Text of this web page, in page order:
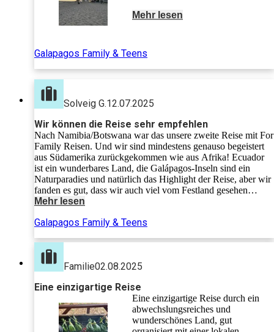
Mehr lesen
Galapagos Family & Teens
Solveig G.12.07.2025
Wir können die Reise sehr empfehlen
Nach Namibia/Botswana war das unsere zweite Reise mit For
Family Reisen. Und wir sind mindestens genauso begeistert
aus Südamerika zurückgekommen wie aus Afrika! Ecuador
ist ein wunderbares Land, die Galápagos-Inseln sind ein
Naturparadies und natürlich das Highlight der Reise, aber wir
fanden es gut, dass wir auch viel vom Festland gesehen
haben: Das Programm war unglaublich vielseitig, von der
(Highlight: Wandern am Cotopaxi bis auf 4.800 Meter!),
Thermen bis hin zum Schnorcheln auf Galápagos, Auge in
Auge mit Wasserschildkröten, Seehunden und bunt
schillernden Fischen. Layla, unser Guide auf dem Festland,
umfassendes Wissen über ihr Land, die Menschen und
Sehenswürdigkeiten. Wir hatten eine tolle Woche zusammen.
Dass es auf den Galápagos-Inseln keinen durchgängigen
Guide gibt, wussten wir im Voraus. Die Planung hat dennoch
Mehr lesen
Galapagos Family & Teens
Familie02.08.2025
Eine einzigartige Reise
Eine einzigartige Reise durch ein
abwechslungsreiches und
wunderschönes Land, gut